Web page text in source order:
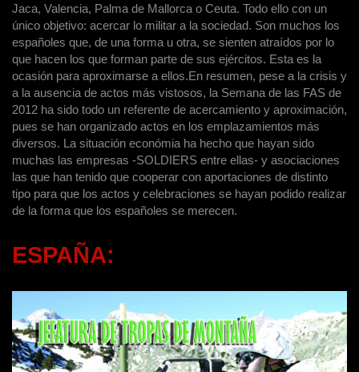
Jaca, Valencia, Palma de Mallorca o Ceuta. Todo ello con un
único objetivo: acercar lo militar a la sociedad. Son muchos los
españoles que, de una forma u otra, se sienten atraídos por lo
que hacen los que forman parte de sus ejércitos. Esta es la
ocasión para aproximarse a ellos.En resumen, pese a la crisis y
a la ausencia de actos más vistosos, la Semana de las FAS de
2012 ha sido todo un referente de acercamiento y aproximación,
pues se han organizado actos en los emplazamientos más
diversos. La situación económia ha hecho que hayan sido
muchas las empresas -SOLDIERS entre ellas- y asociaciones
las que han tenido que cooperar con aportaciones de distinto
tipo para que los actos y celebraciones se hayan podido realizar
de la forma que los españoles se merecen.
ESPAÑA: